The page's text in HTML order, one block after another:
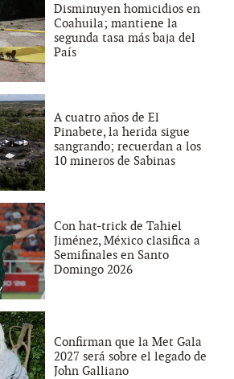
Disminuyen homicidios en
Coahuila; mantiene la
segunda tasa más baja del
País
A cuatro años de El
Pinabete, la herida sigue
sangrando; recuerdan a los
10 mineros de Sabinas
Con hat-trick de Tahiel
Jiménez, México clasifica a
Semifinales en Santo
Domingo 2026
Confirman que la Met Gala
2027 será sobre el legado de
John Galliano